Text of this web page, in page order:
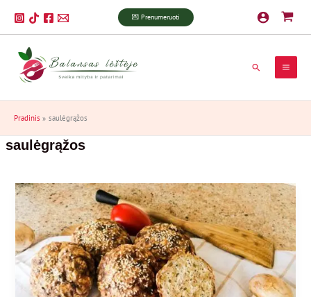
prie
turinio
💌 Prenumeruoti
Paieška
Pradinis saulėgrąžos
saulėgrąžos